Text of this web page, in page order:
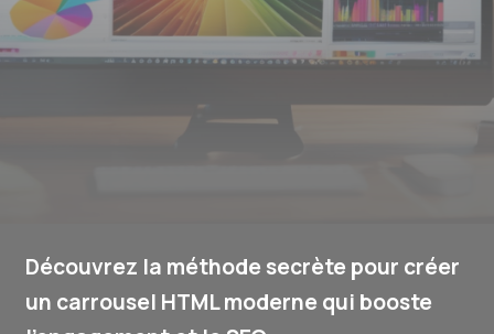
Découvrez la méthode secrète pour créer
un carrousel HTML moderne qui booste